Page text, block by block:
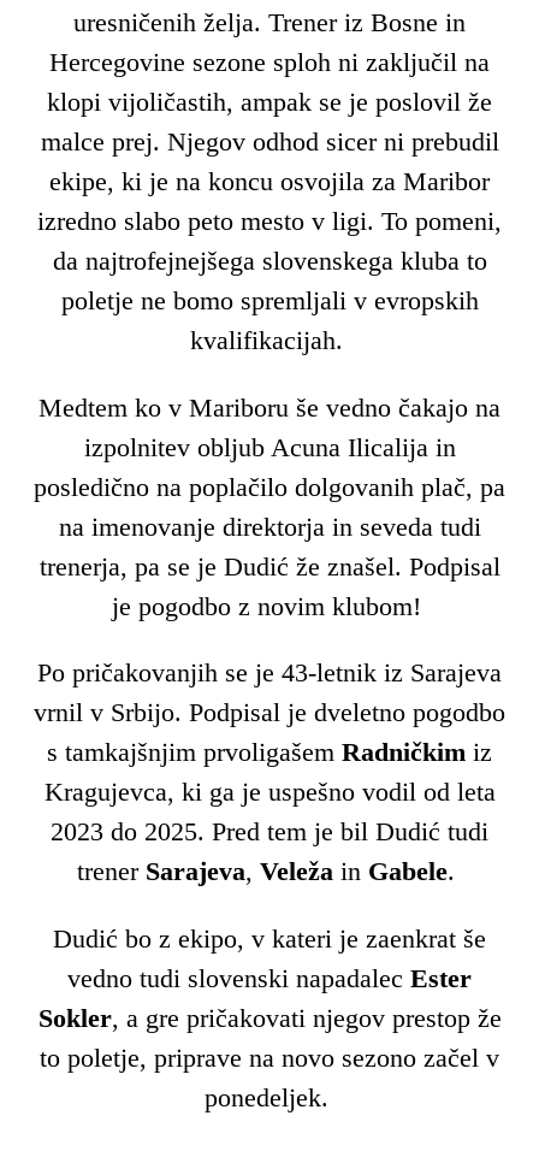
uresničenih želja. Trener iz Bosne in
Hercegovine sezone sploh ni zaključil na
klopi vijoličastih, ampak se je poslovil že
malce prej. Njegov odhod sicer ni prebudil
ekipe, ki je na koncu osvojila za Maribor
izredno slabo peto mesto v ligi. To pomeni,
da najtrofejnejšega slovenskega kluba to
poletje ne bomo spremljali v evropskih
kvalifikacijah.
Medtem ko v Mariboru še vedno čakajo na
izpolnitev obljub Acuna Ilicalija in
posledično na poplačilo dolgovanih plač, pa
na imenovanje direktorja in seveda tudi
trenerja, pa se je Dudić že znašel. Podpisal
je pogodbo z novim klubom!
Po pričakovanjih se je 43-letnik iz Sarajeva
vrnil v Srbijo. Podpisal je dveletno pogodbo
s tamkajšnjim prvoligašem Radničkim iz
Kragujevca, ki ga je uspešno vodil od leta
2023 do 2025. Pred tem je bil Dudić tudi
trener Sarajeva, Veleža in Gabele.
Dudić bo z ekipo, v kateri je zaenkrat še
vedno tudi slovenski napadalec Ester
Sokler, a gre pričakovati njegov prestop že
to poletje, priprave na novo sezono začel v
ponedeljek.